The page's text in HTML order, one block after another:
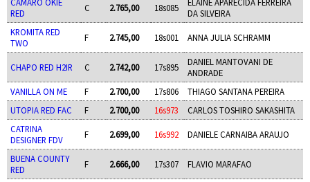
RED
C 2.765,00 18s085
DA SILVEIRA
KROMITA RED
TWO
F 2.745,00 18s001 ANNA JULIA SCHRAMM
CHAPO RED H2IR C 2.742,00 17s895
DANIEL MANTOVANI DE
ANDRADE
VANILLA ON ME
F 2.700,00 17s806
THIAGO SANTANA PEREIRA
UTOPIA RED FAC
F 2.700,00 16s973
CARLOS TOSHIRO SAKASHITA
CATRINA
DESIGNER FDV
F 2.699,00 16s992 DANIELE CARNAIBA ARAUJO
BUENA COUNTY
RED
F 2.666,00 17s307 FLAVIO MARAFAO